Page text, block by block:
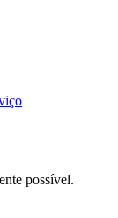
possível.